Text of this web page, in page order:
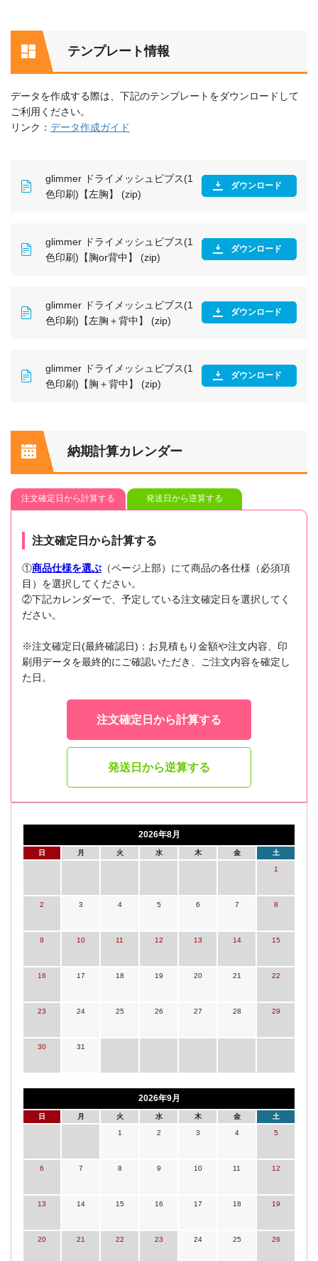
テンプレート情報
データを作成する際は、下記のテンプレートをダウンロードして
ご利用ください。
リンク： データ作成ガイド
glimmer ドライメッシュビブス(1
色印刷)【左胸】 (zip)
ダウンロード
glimmer ドライメッシュビブス(1
色印刷)【胸or背中】 (zip)
ダウンロード
glimmer ドライメッシュビブス(1
色印刷)【左胸＋背中】 (zip)
ダウンロード
glimmer ドライメッシュビブス(1
色印刷)【胸＋背中】 (zip)
ダウンロード
納期計算カレンダー
注文確定日から計算する 発送日から逆算する
注文確定日から計算する
①商品仕様を選ぶ （ページ上部）にて商品の各仕様（必須項
目）を選択してください。
②下記カレンダーで、予定している注文確定日を選択してく
ださい。
※注文確定日(最終確認日)：お見積もり金額や注文内容、印
刷用データを最終的にご確認いただき、ご注文内容を確定し
た日。
注文確定日から計算する
発送日から逆算する
2026年8月
日 月 火 水 木 金 土
1
2 3 4 5 6 7 8
9 10 11 12 13 14 15
16 17 18 19 20 21 22
23 24 25 26 27 28 29
30 31
2026年9月
日 月 火 水 木 金 土
1 2 3 4 5
6 7 8 9 10 11 12
13 14 15 16 17 18 19
20 21 22 23 24 25 26